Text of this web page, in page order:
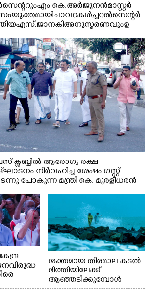
സെന്ററും എം.കെ. അർജുനൻ മാസ്റ്റർ
ചാവറ കൾച്ചറൽ സെന്റർ
എസ്. ജാനകി അനുസ്മരണവും ഉ
സംഗീത സംവിധായകൻ ജെറി
ജെൻസി, എം.കെ. അർജുനൻ
ഡോ. രാധാകൃഷ്ണൻ എന്നിവർ
ക്ലബ്ബിൽ ആരോഗ്യ രക്ഷ
നിർവഹിച്ച ശേഷം ഗസ്റ്റ്
പോകുന്ന മന്ത്രി കെ. മുരളീധരൻ
ശക്തമായ തിരമാല കടൽ
ഭിത്തിയിലേക്ക്
ആഞ്ഞടിക്കുമ്പോൾ
അപകടകരമായ രീതിയിൽ